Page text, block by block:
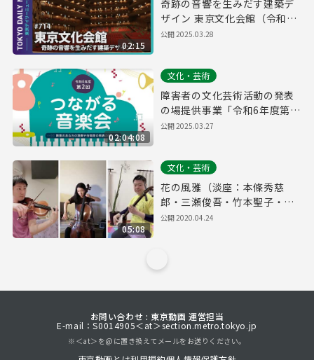
02:15
奇跡の音響を生みだす建築デ
ザイン 東京文化会館（令和7
年3月28日 東京デイリーニュ
公開2025.03.28
02:04:08
文化・芸術
障害者の文化芸術活動の発表
の場提供事業「令和6年度第2
回つながる音楽会」
公開2025.03.27
05:08
文化・芸術
花の風雅（淡座：本條秀慈
郎・三瀬俊吾・竹本聖子・桑
原ゆう）
公開2020.04.24
お問い合わせ : 東京動画 運営担当
E-mail：S0014905＜at＞section.metro.tokyo.jp
※＜at＞を@に置き換えてメールをお送りください。